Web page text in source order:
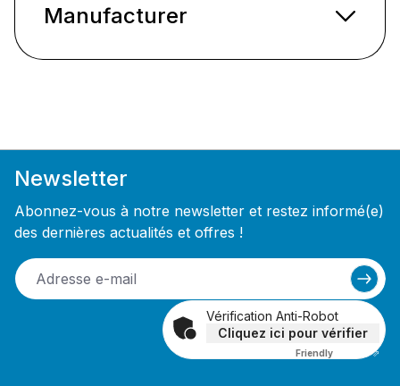
Manufacturer
Newsletter
Abonnez-vous à notre newsletter et restez informé(e)
des dernières actualités et offres !
Vérification Anti-Robot
Cliquez ici pour vérifier
Friendly Captcha ⇗